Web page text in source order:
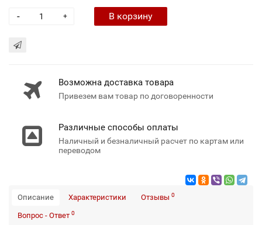
+
- В корзину
Возможна доставка товара
Привезем вам товар по договоренности
Различные способы оплаты
Наличный и безналичный расчет по картам или
переводом
Описание Характеристики Отзывы 0
Вопрос - Ответ 0